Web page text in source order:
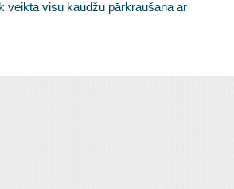
veikta visu kaudžu pārkraušana ar